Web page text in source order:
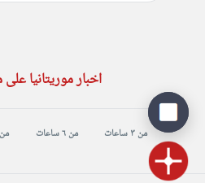
اخبار موريتانيا
من ٣ ساعات من ٦ ساعات من ١٢ ساعة